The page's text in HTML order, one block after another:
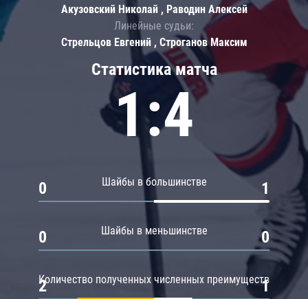
Статистика матча
1:4
Шайбы в большинстве
0 1
Шайбы в меньшинстве
0 0
Количество полученных численных преимуществ
2 1
Акузовский Николай , Раводин Алексей
Линейные судьи:
Стрельцов Евгений , Строганов Максим